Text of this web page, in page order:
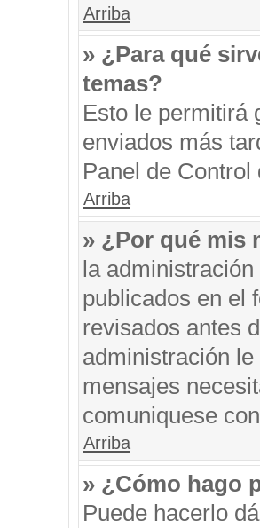
Arriba
» ¿Para qué
temas?
Esto le permitirá
enviados más
Panel de Control
Arriba
» ¿Por qué mis
la
publicados en el
revisados antes
administración
mensajes
comuniquese
Arriba
» ¿Cómo hago
Puede hacerlo